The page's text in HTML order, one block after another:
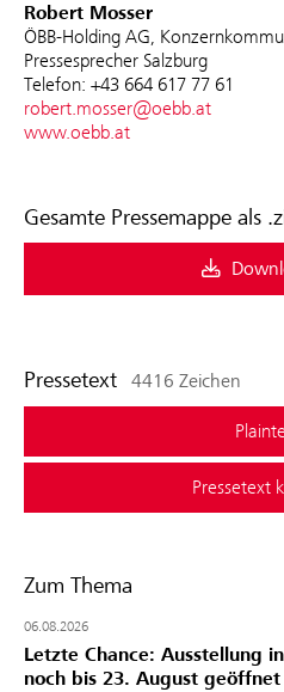
Robert Mosser
ÖBB-Holding AG,
Pressesprecher Salzburg
Telefon: +43 664 617 77 61
robert.mosser@oebb.at
www.oebb.at
Gesamte Pressemappe als
Pressetext 4416 Zeichen
Pressetext
Zum Thema
06.08.2026
Letzte Chance: Ausstellung
noch bis 23. August geöffnet